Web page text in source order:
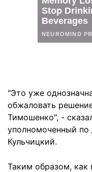
"Это уже
обжаловать
Тимошенко", -
уполномоченный
Кульчицкий.
Таким образом,